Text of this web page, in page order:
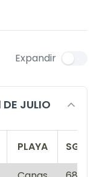
Expandir
DE JULIO
PLAYA SGL